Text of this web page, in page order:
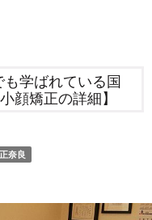
学ばれている国
顔矯正の詳細】
奈良